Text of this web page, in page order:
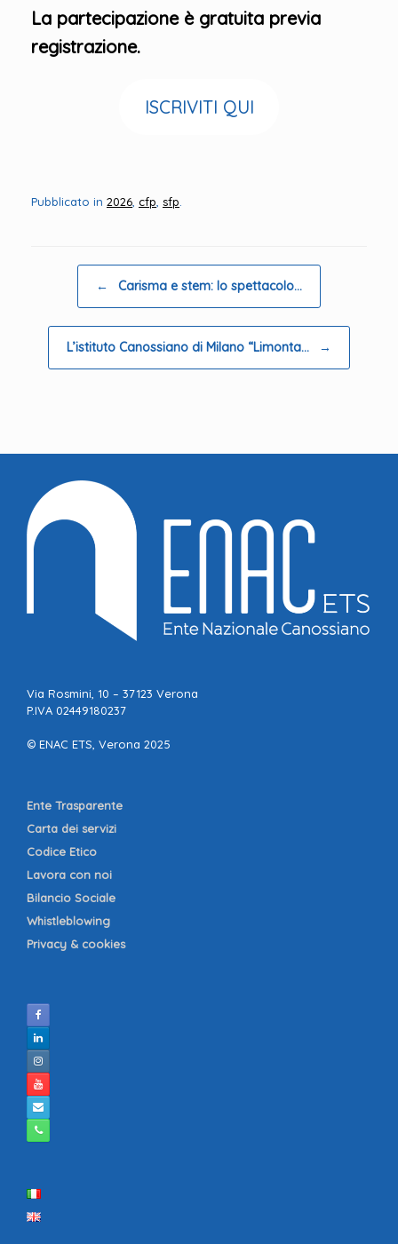
La partecipazione è gratuita previa
registrazione.
ISCRIVITI QUI
Pubblicato in 2026 cfp sfp
← Carisma e stem: lo spettacolo…
L’istituto Canossiano di Milano “Limonta… →
Via Rosmini, 10 – 37123 Verona
P.IVA 02449180237
© ENAC ETS, Verona 2025
Ente Trasparente
Carta dei servizi
Codice Etico
Lavora con noi
Bilancio Sociale
Whistleblowing
Privacy & cookies